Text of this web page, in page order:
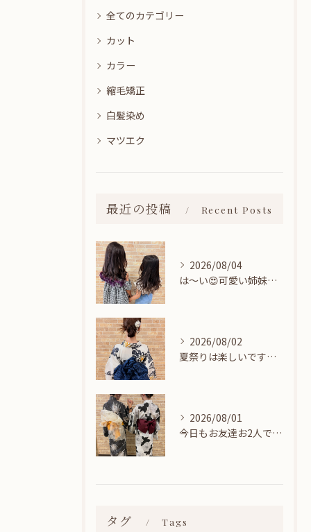
全てのカテゴリー
カット
カラー
縮毛矯正
白髪染め
マツエク
最近の投稿 Recent Posts
2026/08/04
は〜い😍可愛い姉妹ちゃん👭
2026/08/02
夏祭りは楽しいですね👘
2026/08/01
今日もお友達お2人でヘアセットに来てくれました🎀
タグ Tags